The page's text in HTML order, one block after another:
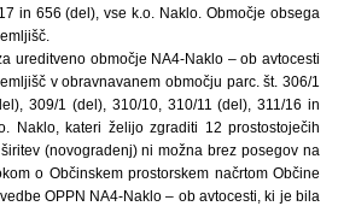
in 656 (del), vse k.o. Naklo. Območje obsega
ureditveno območje NA4-Naklo – ob avtocesti
v obravnavanem območju parc. št. 306/1
309/1 (del), 310/10, 310/11 (del), 311/16 in
Naklo, kateri želijo zgraditi 12 prostostoječih
(novogradenj) ni možna brez posegov na
o Občinskem prostorskem načrtom Občine
OPPN NA4-Naklo – ob avtocesti, ki je bila